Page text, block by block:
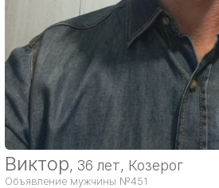
Виктор, 36 лет, Козерог
Объявление мужчины №451